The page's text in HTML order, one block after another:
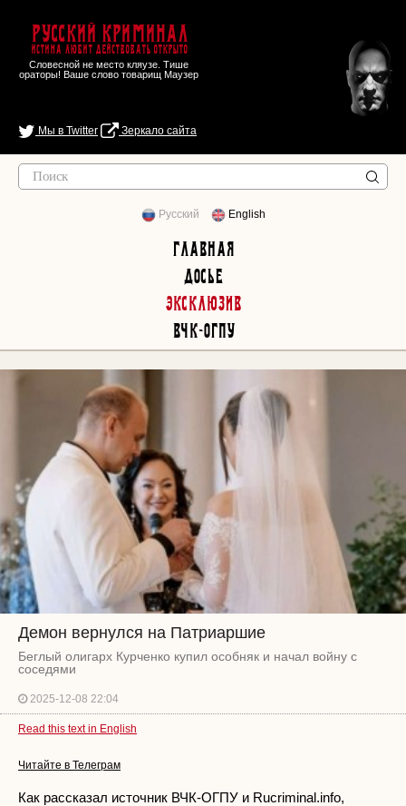
Русский Криминал
Истина любит действовать открыто
Словесной не место кляузе. Тише
ораторы! Ваше слово товарищ Маузер
Мы в Twitter Зеркало сайта
Русский English
Главная
Досье
Эксклюзив
ВЧК-ОГПУ
Демон вернулся на Патриаршие
Беглый олигарх Курченко купил особняк и начал войну с
соседями
2025-12-08 22:04
Read this text in English
Читайте в Телеграм
Как рассказал источник ВЧК-ОГПУ и Rucriminal.info,